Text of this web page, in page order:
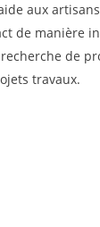
aux
de manière
de
travaux.